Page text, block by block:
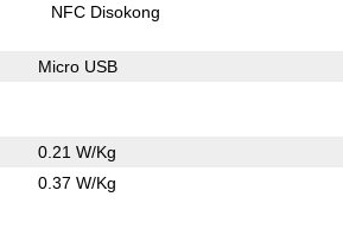
NFC Disokong
Micro USB
0.21 W/Kg
0.37 W/Kg